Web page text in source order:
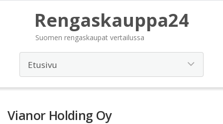
Rengaskauppa24
Suomen rengaskaupat vertailussa
Vianor Holding Oy